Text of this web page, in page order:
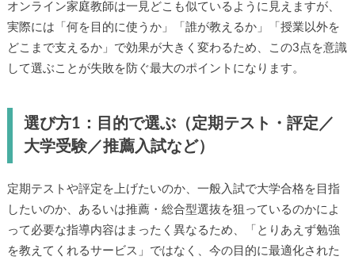
オンライン家庭教師は一見どこも似ているように見えますが、
実際には「何を目的に使うか」「誰が教えるか」「授業以外を
どこまで支えるか」で効果が大きく変わるため、この3点を意識
して選ぶことが失敗を防ぐ最大のポイントになります。
選び方1：目的で選ぶ（定期テスト・評定／
大学受験／推薦入試など）
定期テストや評定を上げたいのか、一般入試で大学合格を目指
したいのか、あるいは推薦・総合型選抜を狙っているのかによ
って必要な指導内容はまったく異なるため、「とりあえず勉強
を教えてくれるサービス」ではなく、今の目的に最適化された